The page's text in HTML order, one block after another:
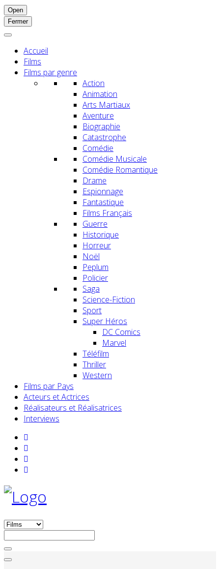
Open
Fermer
Accueil
Films
Films par genre
Action
Animation
Arts Martiaux
Aventure
Biographie
Catastrophe
Comédie
Comédie Musicale
Comédie Romantique
Drame
Espionnage
Fantastique
Films Français
Guerre
Historique
Horreur
Noël
Peplum
Policier
Saga
Science-Fiction
Sport
Super Héros
DC Comics
Marvel
Téléfilm
Thriller
Western
Films par Pays
Acteurs et Actrices
Réalisateurs et Réalisatrices
Interviews